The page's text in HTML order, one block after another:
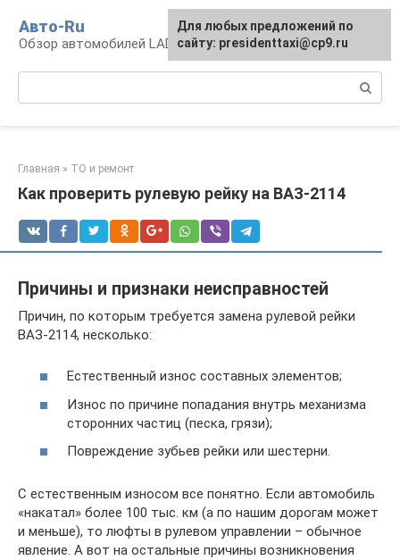
контенту
Авто-Ru
Обзор автомобилей LADA
Главная » ТО и ремонт
Как проверить рулевую рейку на ВАЗ-2114
Причины и признаки неисправностей
Причин, по которым требуется замена рулевой рейки
ВАЗ-2114, несколько:
Естественный износ составных элементов;
Износ по причине попадания внутрь механизма
сторонних частиц (песка, грязи);
Повреждение зубьев рейки или шестерни.
С естественным износом все понятно. Если автомобиль
«накатал» более 100 тыс. км (а по нашим дорогам может
и меньше), то люфты в рулевом управлении – обычное
явление. А вот на остальные причины возникновения
Для любых предложений по
сайту: presidenttaxi@cp9.ru